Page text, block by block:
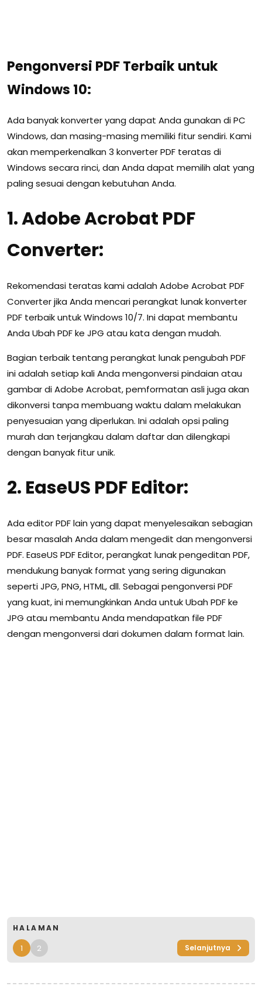
Pengonversi PDF Terbaik untuk
Windows 10:
Ada banyak konverter yang dapat Anda gunakan di PC
Windows, dan masing-masing memiliki fitur sendiri. Kami
akan memperkenalkan 3 konverter PDF teratas di
Windows secara rinci, dan Anda dapat memilih alat yang
paling sesuai dengan kebutuhan Anda.
1. Adobe Acrobat PDF
Converter:
Rekomendasi teratas kami adalah Adobe Acrobat PDF
Converter jika Anda mencari perangkat lunak konverter
PDF terbaik untuk Windows 10/7. Ini dapat membantu
Anda Ubah PDF ke JPG atau kata dengan mudah.
Bagian terbaik tentang perangkat lunak pengubah PDF
ini adalah setiap kali Anda mengonversi pindaian atau
gambar di Adobe Acrobat, pemformatan asli juga akan
dikonversi tanpa membuang waktu dalam melakukan
penyesuaian yang diperlukan. Ini adalah opsi paling
murah dan terjangkau dalam daftar dan dilengkapi
dengan banyak fitur unik.
2. EaseUS PDF Editor:
Ada editor PDF lain yang dapat menyelesaikan sebagian
besar masalah Anda dalam mengedit dan mengonversi
PDF. EaseUS PDF Editor, perangkat lunak pengeditan PDF,
mendukung banyak format yang sering digunakan
seperti JPG, PNG, HTML, dll. Sebagai pengonversi PDF
yang kuat, ini memungkinkan Anda untuk Ubah PDF ke
JPG atau membantu Anda mendapatkan file PDF
dengan mengonversi dari dokumen dalam format lain.
HALAMAN
1 2 Selanjutnya